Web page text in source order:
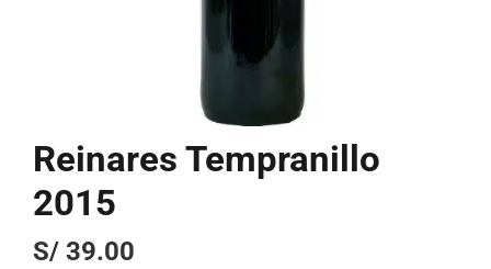
Reinares Tempranillo
2015
S/39.00